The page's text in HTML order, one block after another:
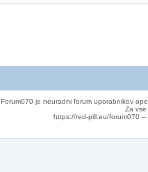
Forum070 je neuradni forum uporabnikov
Za vse
https://red-pill.eu/forum070